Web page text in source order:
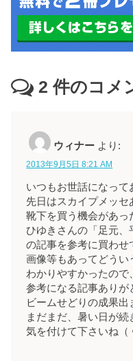
2 件のコメ
ウィナー より:
2013年9月5日 8:21 AM
いつもお世話になって
先日はスカイプメッセ
靴下を買う機会があっ
ひゆきさんの「足元、
の記事を参考に買わせ
画像等もあってどう
わかりやすかったので
参考になる記事ありが
ビームせどりの成果出
まだまだ、暑い日が
気を付けて下さいね（